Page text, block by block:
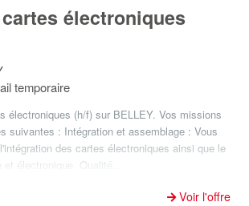
électroniques
temporaire
électroniques (h/f) sur BELLEY. Vos missions
suivantes : Intégration et assemblage : Vous
des cartes électroniques ainsi que le
et électronique. Qualité...
Voir l'offre